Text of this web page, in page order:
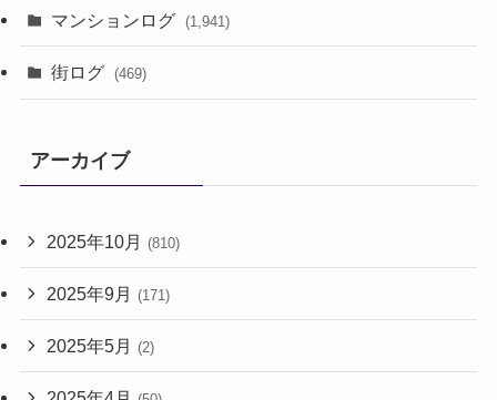
マンションログ (1,941)
街ログ (469)
アーカイブ
2025年10月 (810)
2025年9月 (171)
2025年5月 (2)